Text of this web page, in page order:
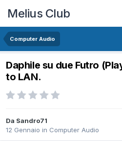
Melius Club
Computer Audio
Daphile su due Futro
to LAN.
Da Sandro71
12 Gennaio in Computer Audio